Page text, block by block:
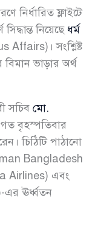
নির্ধারিত ফ্লাইটে
নিয়েছেধর্ম
সংশ্লিষ্ট
বিমান ভাড়ার অর্থ
সচিব মো.
বৃহস্পতিবার
চিঠিটি পাঠানো
Bangladesh
Airlines) এবং
ঊর্ধ্বতন